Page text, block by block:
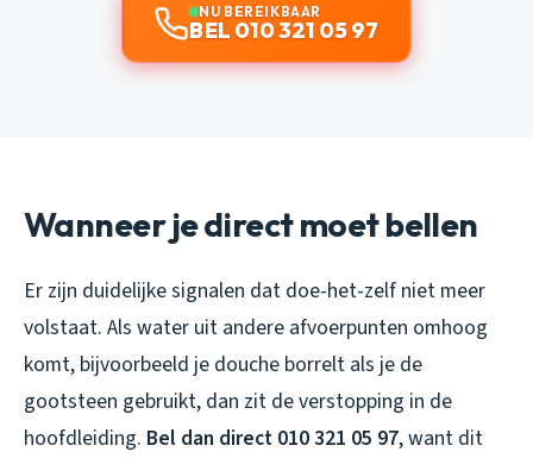
NU BEREIKBAAR
BEL 010 321 05 97
Wanneer je direct moet bellen
Er zijn duidelijke signalen dat doe-het-zelf niet meer
volstaat. Als water uit andere afvoerpunten omhoog
komt, bijvoorbeeld je douche borrelt als je de
gootsteen gebruikt, dan zit de verstopping in de
hoofdleiding. Bel dan direct 010 321 05 97, want dit